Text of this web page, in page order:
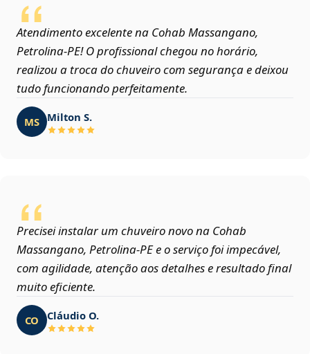
Atendimento excelente na Cohab Massangano,
Petrolina‑PE! O profissional chegou no horário,
realizou a troca do chuveiro com segurança e deixou
tudo funcionando perfeitamente.
MS Milton S.
Precisei instalar um chuveiro novo na Cohab
Massangano, Petrolina‑PE e o serviço foi impecável,
com agilidade, atenção aos detalhes e resultado final
muito eficiente.
CO Cláudio O.